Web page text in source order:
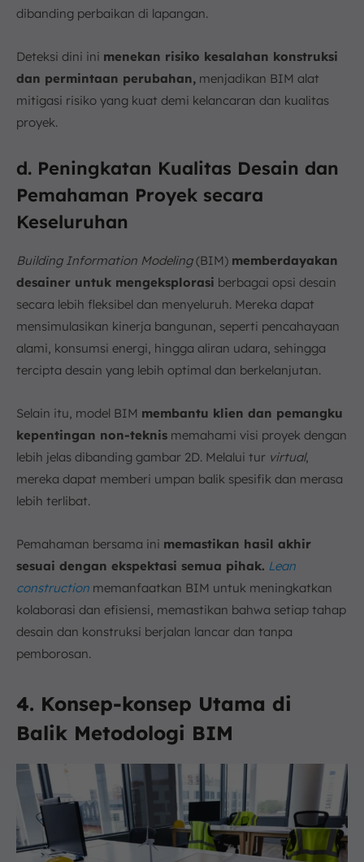
dibanding perbaikan di lapangan.
Deteksi dini ini menekan risiko kesalahan konstruksi
dan permintaan perubahan, menjadikan BIM alat
mitigasi risiko yang kuat demi kelancaran dan kualitas
proyek.
d. Peningkatan Kualitas Desain dan
Pemahaman Proyek secara
Keseluruhan
Building Information Modeling(BIM) memberdayakan
desainer untuk mengeksplorasi berbagai opsi desain
secara lebih fleksibel dan menyeluruh. Mereka dapat
mensimulasikan kinerja bangunan, seperti pencahayaan
alami, konsumsi energi, hingga aliran udara, sehingga
tercipta desain yang lebih optimal dan berkelanjutan.
Selain itu, model BIM membantu klien dan pemangku
kepentingan non-teknis memahami visi proyek dengan
lebih jelas dibanding gambar 2D. Melalui tur virtual,
mereka dapat memberi umpan balik spesifik dan merasa
lebih terlibat.
Pemahaman bersama ini memastikan hasil akhir
sesuai dengan ekspektasi semua pihak. Lean
construction memanfaatkan BIM untuk meningkatkan
kolaborasi dan efisiensi, memastikan bahwa setiap tahap
desain dan konstruksi berjalan lancar dan tanpa
pemborosan.
4. Konsep-konsep Utama di
Balik Metodologi BIM